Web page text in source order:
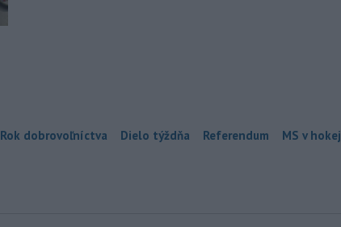
Rok dobrovoľníctva Dielo týždňa Referendum MS v